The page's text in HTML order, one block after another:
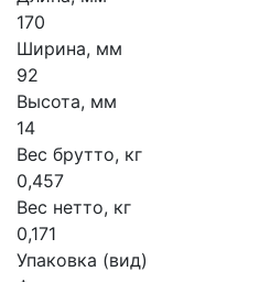
170
Ширина, мм
92
Высота, мм
14
Вес брутто, кг
0,457
Вес нетто, кг
0,171
Упаковка (вид)